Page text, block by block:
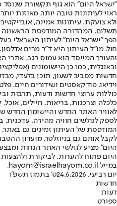
"ישראל היום" הוא גוף תקשורת שנוסד
ראוי לעיתונות טובה יותר, מאוזנת
ולא צועקת. עיתונות אמינה,
הפך "ישראל היום" לעיתון הישראלי
חול. מו"ל העיתון היא ד"ר מרים
והעורך המייסד הוא עמוס רגב. אתרי
חדשות מסביב לשעון, תוכן בלעדי,
וידיאו, פודקאסטים ושידורים חיים.
כוללות ערוצי חדשות ודעות, תרבות
לאוויר האתר החדש והיישומון החדש
לספק לגולשים חוויה מהירה, עדכנית,
המודפסת של העיתון זמינים גם
לקבל אותם גם בניוזלטר. מועדון
היום" מציע לגולשי האתר הנחות
היום פתוח להערות, לביקורת
במייל hayom@israelhayom.co.il.
יום רביעי, 24.6.2026
ט' בתמוז תשפ"ו
חדשות
דעות
ספורט